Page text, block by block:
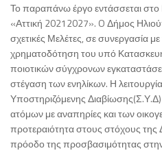
Το παραπάνω έργο εντάσσεται
«Αττική 20212027». O Δήμος
σχετικές Μελέτες, σε συνεργασία με
χρηματοδότηση του υπό
ποιοτικών σύγχρονων
στέγαση των ενηλίκων. Η
Υποστηριζόμενης Διαβίωσης(Σ.Υ.Δ)
ατόμων με αναπηρίες και των
προτεραιότητα στους στόχους της
πρόοδο της προσβασιμότητας